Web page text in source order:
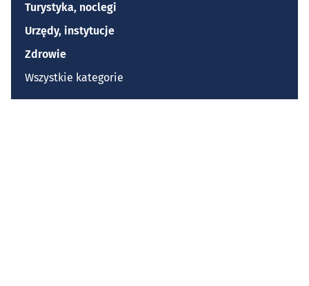
Turystyka, noclegi
Urzędy, instytucje
Zdrowie
Wszystkie kategorie